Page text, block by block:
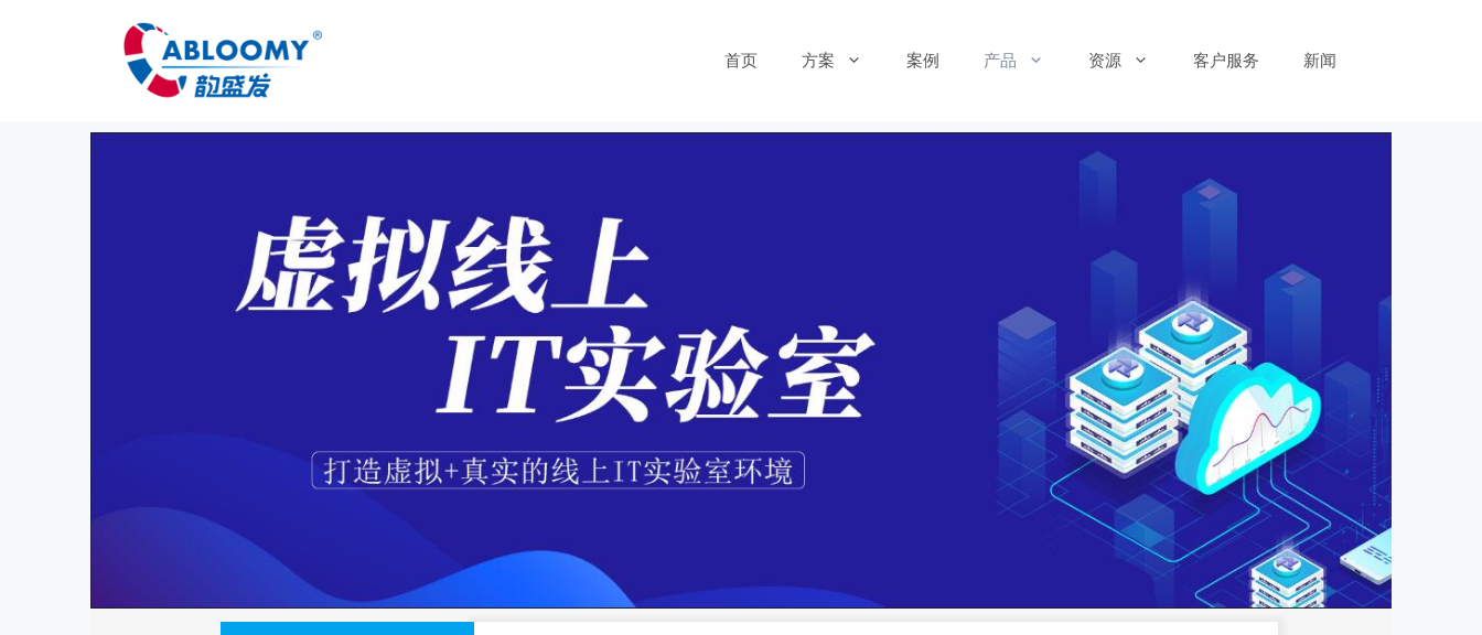
首页 方案 案例 产品 资源 客户服务 新闻